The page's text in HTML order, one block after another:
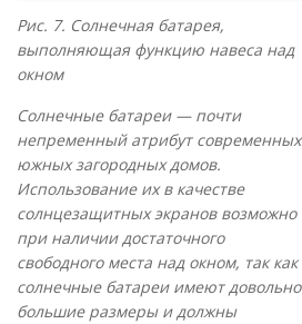
Рис. 7. Солнечная батарея,
выполняющая функцию навеса над
окном
Солнечные батареи — почти
непременный атрибут современных
южных загородных домов.
Использование их в качестве
солнцезащитных экранов возможно
при наличии достаточного
свободного места над окном, так как
солнечные батареи имеют довольно
большие размеры и должны